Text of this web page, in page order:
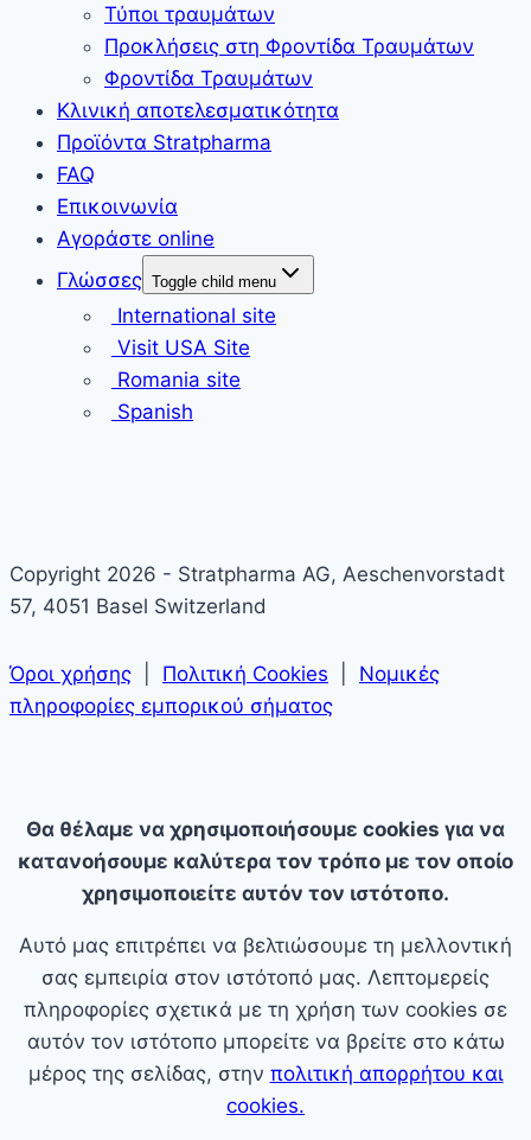
Τύποι τραυμάτων
Προκλήσεις στη Φροντίδα Τραυμάτων
Φροντίδα Τραυμάτων
Κλινική αποτελεσματικότητα
Προϊόντα Stratpharma
FAQ
Επικοινωνία
Αγοράστε online
Γλώσσες Toggle child menu
International site
Visit USA Site
Romania site
Spanish
Copyright 2026 - Stratpharma AG, Aeschenvorstadt
57, 4051 Basel Switzerland
Όροι χρήσης Πολιτική Cookies
Νομικές
πληροφορίες εμπορικού σήματος
Θα θέλαμε να χρησιμοποιήσουμε cookies για να
κατανοήσουμε καλύτερα τον τρόπο με τον οποίο
χρησιμοποιείτε αυτόν τον ιστότοπο.
Αυτό μας επιτρέπει να βελτιώσουμε τη μελλοντική
σας εμπειρία στον ιστότοπό μας. Λεπτομερείς
πληροφορίες σχετικά με τη χρήση των cookies σε
αυτόν τον ιστότοπο μπορείτε να βρείτε στο κάτω
μέρος της σελίδας, στην πολιτική απορρήτου και
cookies.